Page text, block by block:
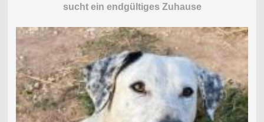
sucht ein endgültiges Zuhause